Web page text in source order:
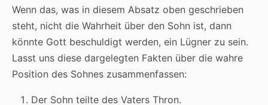
Wenn das, was in diesem Absatz oben geschrieben
steht, nicht die Wahrheit über den Sohn ist, dann
könnte Gott beschuldigt werden, ein Lügner zu sein.
Lasst uns diese dargelegten Fakten über die wahre
Position des Sohnes zusammenfassen:
Der Sohn teilte des Vaters Thron.